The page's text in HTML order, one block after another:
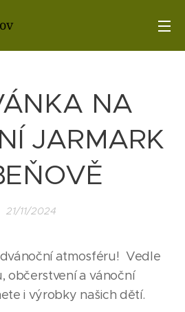
NA
JARMARK
21/11/2024
atmosféru! Vedle
občerstvení a vánoční
i výrobky našich dětí.